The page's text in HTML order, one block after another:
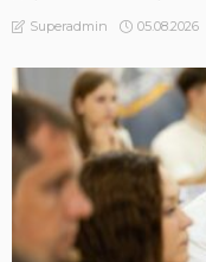
Superadmin 05.08.2026